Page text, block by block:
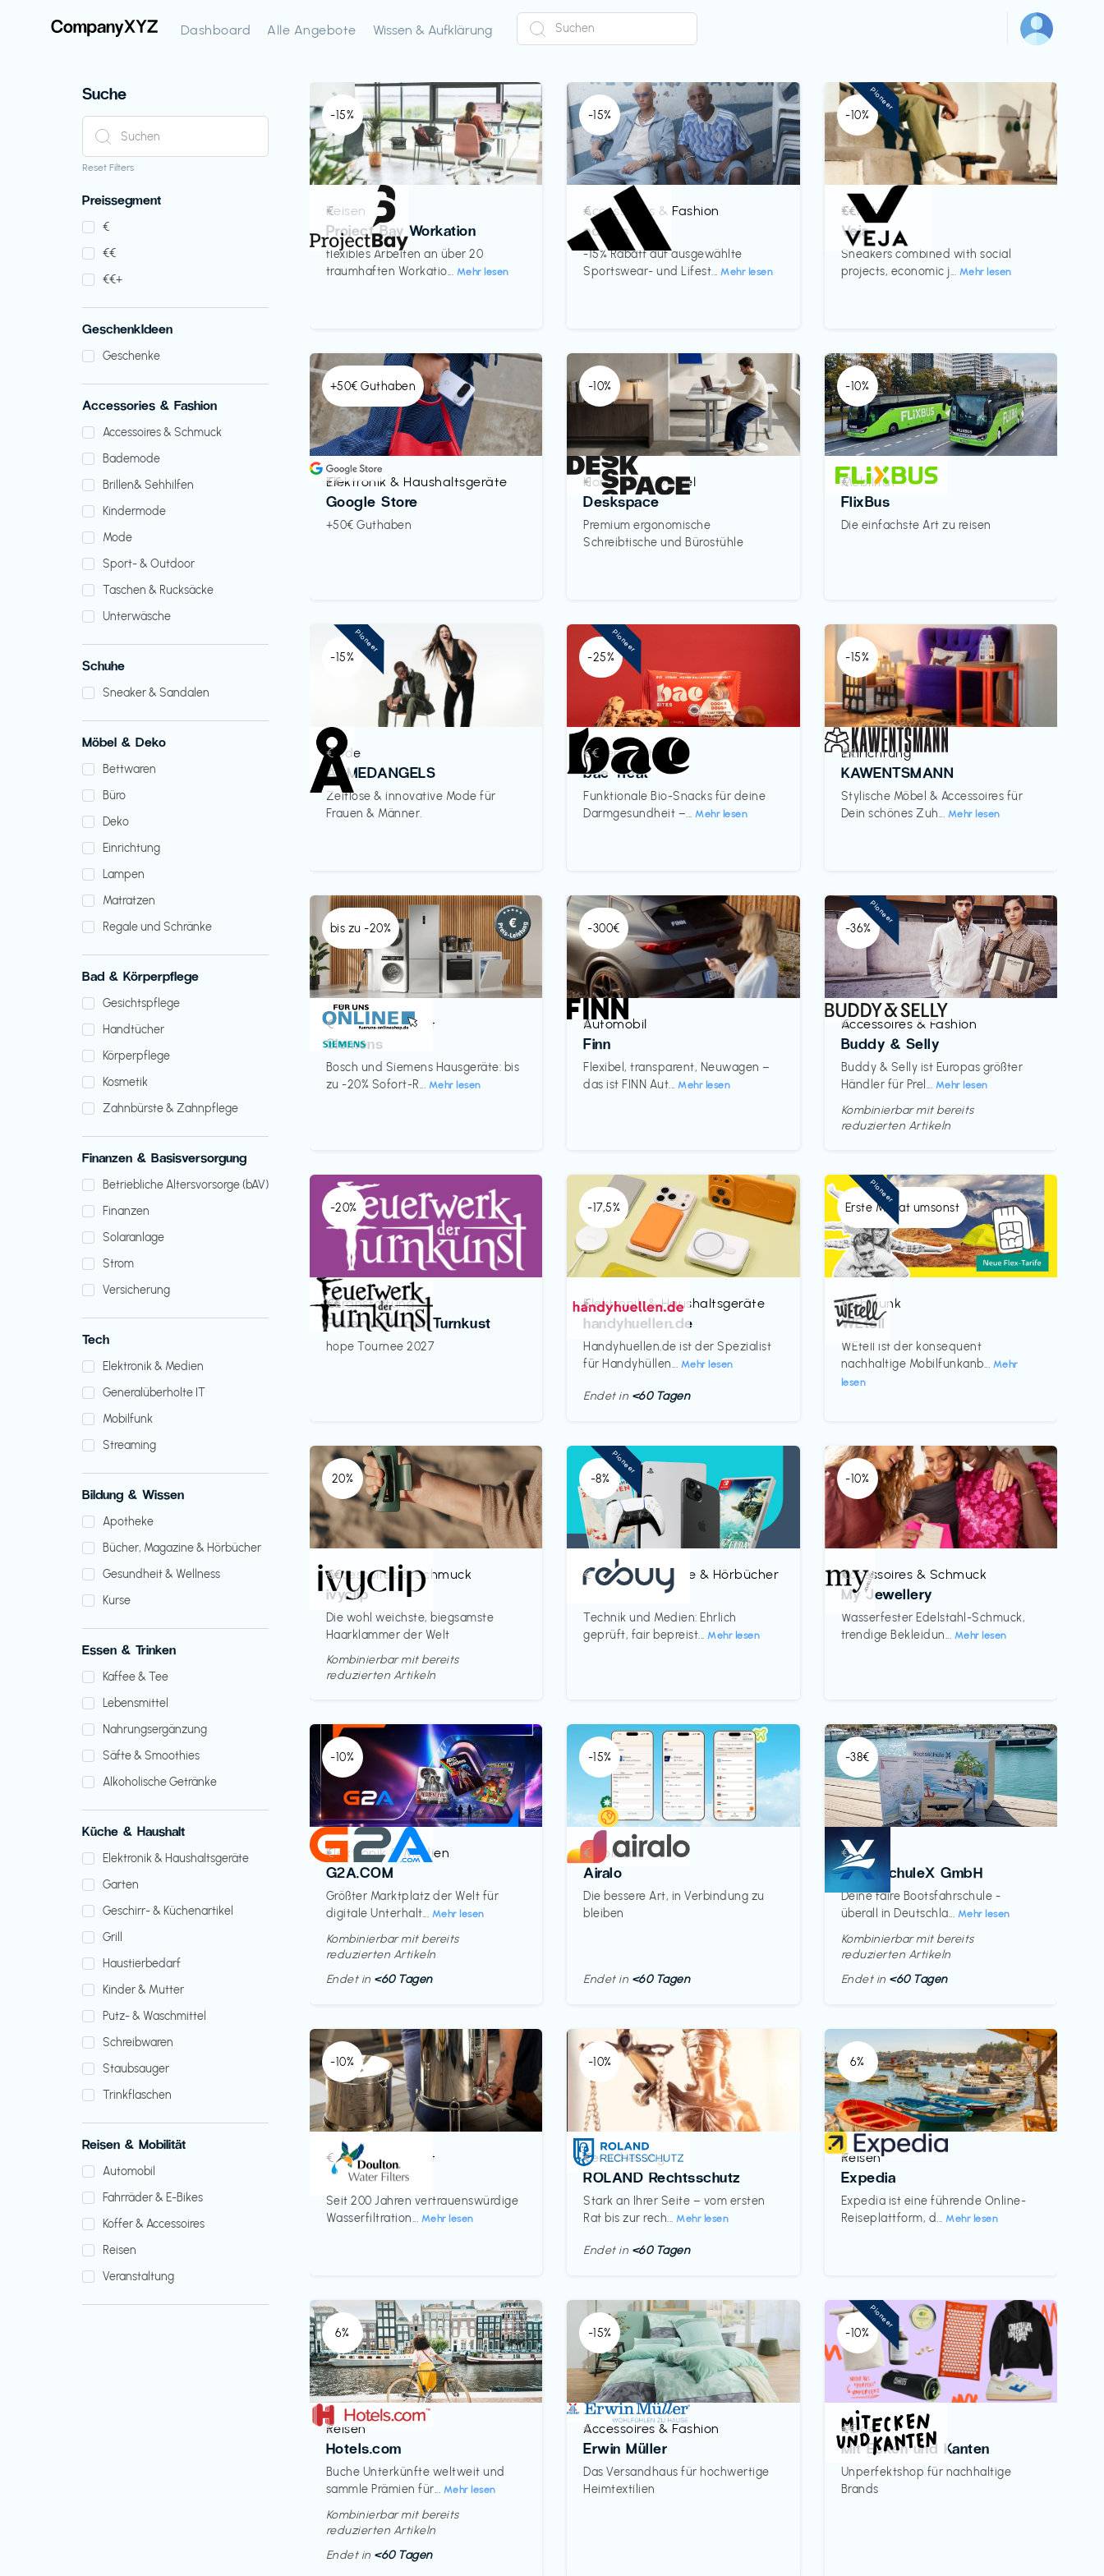
Dashboard Alle Angebote Wissen & Aufklärung
Suche
Reset Filters
Preissegment
€‎
€‎€‎
€‎€‎+
GeschenkIdeen
Geschenke
Accessories & Fashion
Accessoires & Schmuck
Bademode
Brillen& Sehhilfen
Kindermode
Mode
Sport- & Outdoor
Taschen & Rucksäcke
Unterwäsche
Schuhe
Sneaker & Sandalen
Möbel & Deko
Bettwaren
Büro
Deko
Einrichtung
Lampen
Matratzen
Regale und Schränke
Bad & Körperpflege
Gesichtspflege
Handtücher
Körperpflege
Kosmetik
Zahnbürste & Zahnpflege
Finanzen & Basisversorgung
Betriebliche Altersvorsorge (bAV)
Finanzen
Solaranlage
Strom
Versicherung
Tech
Elektronik & Medien
Generalüberholte IT
Mobilfunk
Streaming
Bildung & Wissen
Apotheke
Bücher, Magazine & Hörbücher
Gesundheit & Wellness
Kurse
Essen & Trinken
Kaffee & Tee
Lebensmittel
Nahrungsergänzung
Säfte & Smoothies
Alkoholische Getränke
Küche & Haushalt
Elektronik & Haushaltsgeräte
Garten
Geschirr- & Küchenartikel
Grill
Haustierbedarf
Kinder & Mutter
Putz- & Waschmittel
Schreibwaren
Staubsauger
Trinkflaschen
Reisen & Mobilität
Automobil
Fahrräder & E-Bikes
Koffer & Accessoires
Reisen
Veranstaltung
-15%
Reisen
Project Bay Workation
flexibles Arbeiten an über 20
traumhaften Workatio... Mehr lesen
€‎
-15%
Accessoires & Fashion
adidas
-15% Rabatt auf ausgewählte
Sportswear- und Lifest...Mehr lesen
€‎
-10%
Schuhe
Veja
Sneakers combined with social
projects, economic j... Mehr lesen
€€‎
Pioneer
+50€ Guthaben
Elektronik & Haushaltsgeräte
Google Store
+50€ Guthaben
€€‎
-10%
Homeoffice Möbel
Deskspace
Premium ergonomische
Schreibtische und Bürostühle
€‎
-10%
Mobilität
FlixBus
Die einfachste Art zu reisen
€‎
-15%
Mode
ARMEDANGELS
Zeitlose & innovative Mode für
Frauen & Männer.
€‎
Pioneer
-25%
Lebensmittel
bae Treat
Funktionale Bio-Snacks für deine
Darmgesundheit –...Mehr lesen
€€‎
Pioneer
-15%
Einrichtung
KAWENTSMANN
Stylische Möbel & Accessoires für
Dein schönes Zuh... Mehr lesen
€€‎
bis zu -20%
Küche & Haushalt
Siemens
Bosch und Siemens Hausgeräte: bis
zu -20% Sofort-R... Mehr lesen
€‎
-300€
Automobil
Finn
Flexibel, transparent, Neuwagen –
das ist FINN Aut...Mehr lesen
€‎
-36%
Accessoires & Fashion
Buddy & Selly
Buddy & Selly ist Europas größter
Händler für Prel... Mehr lesen
€‎
Kombinierbar mit bereits
reduzierten Artikeln
Pioneer
-20%
Veranstaltung
Feuerwerk der Turnkust
hope Tournee 2027
€€‎
-17,5%
Elektronik & Haushaltsgeräte
handyhuellen.de
Handyhuellen.de ist der Spezialist
für Handyhüllen... Mehr lesen
€‎
Endet in <60 Tagen
Erste Monat umsonst
Mobilfunk
WEtell
WEtell ist der konsequent
nachhaltige Mobilfunkanb... Mehr
lesen
€‎
Pioneer
20%
Accessoires & Schmuck
ivyclip
Die wohl weichste, biegsamste
Haarklammer der Welt
€€‎
Kombinierbar mit bereits
reduzierten Artikeln
-8%
Bücher, Magazine & Hörbücher
Technik und Medien: Ehrlich
geprüft, fair bepreist...Mehr lesen
€‎
Pioneer
-10%
Accessoires & Schmuck
My Jewellery
Wasserfester Edelstahl-Schmuck,
trendige Bekleidun... Mehr lesen
€‎
-10%
Elektronik & Medien
G2A.COM
Größter Marktplatz der Welt für
digitale Unterhalt... Mehr lesen
€‎
Kombinierbar mit bereits
reduzierten Artikeln
Endet in <60 Tagen
-15%
Mobilfunk
Airalo
Die bessere Art, in Verbindung zu
bleiben
€‎
Endet in <60 Tagen
-38€
Kurse
BootsschuleX GmbH
Deine faire Bootsfahrschule -
überall in Deutschla... Mehr lesen
€‎
Kombinierbar mit bereits
reduzierten Artikeln
Endet in <60 Tagen
-10%
Küche & Haushalt
Doulton
Seit 200 Jahren vertrauenswürdige
Wasserfiltration... Mehr lesen
€‎
-10%
Versicherung
ROLAND Rechtsschutz
Stark an Ihrer Seite – vom ersten
Rat bis zur rech...Mehr lesen
€‎
Endet in <60 Tagen
6%
Reisen
Expedia
Expedia ist eine führende Online-
Reiseplattform, d...Mehr lesen
€‎
6%
Reisen
Hotels.com
Buche Unterkünfte weltweit und
sammle Prämien für... Mehr lesen
€‎
Kombinierbar mit bereits
reduzierten Artikeln
Endet in <60 Tagen
-15%
Accessoires & Fashion
Erwin Müller
Das Versandhaus für hochwertige
Heimtextilien
€‎
-10%
Mode
Mit Ecken und Kanten
Unperfektshop für nachhaltige
Brands
€€‎
Pioneer